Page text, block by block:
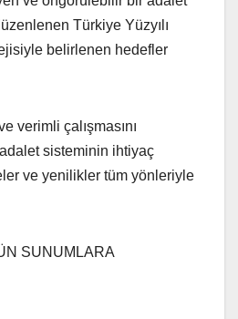
Türkiye Yüzyılı
belirlenen hedefler
verimli çalışmasını
sisteminin ihtiyaç
ve yenilikler tüm yönleriyle
SUNUMLARA